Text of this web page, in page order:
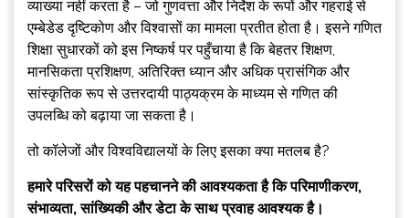
व्याख्या नहीं करता है – जो गुणवत्ता और निर्देश के रूपों और गहराई से
एम्बेडेड दृष्टिकोण और विश्वासों का मामला प्रतीत होता है। इसने गणित
शिक्षा सुधारकों को इस निष्कर्ष पर पहुँचाया है कि बेहतर शिक्षण,
मानसिकता प्रशिक्षण, अतिरिक्त ध्यान और अधिक प्रासंगिक और
सांस्कृतिक रूप से उत्तरदायी पाठ्यक्रम के माध्यम से गणित की
उपलब्धि को बढ़ाया जा सकता है।
तो कॉलेजों और विश्वविद्यालयों के लिए इसका क्या मतलब है?
हमारे परिसरों को यह पहचानने की आवश्यकता है कि परिमाणीकरण,
संभाव्यता, सांख्यिकी और डेटा के साथ प्रवाह आवश्यक है।